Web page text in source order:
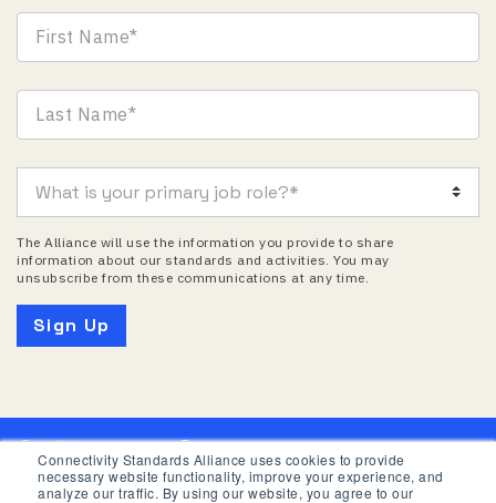
Connectivity Standards Alliance uses cookies to provide
necessary website functionality, improve your experience, and
analyze our traffic. By using our website, you agree to our
The Alliance will use the information you provide to share
information about our standards and activities. You may
unsubscribe from these communications at any time.
Informativa privacy Termini d’uso